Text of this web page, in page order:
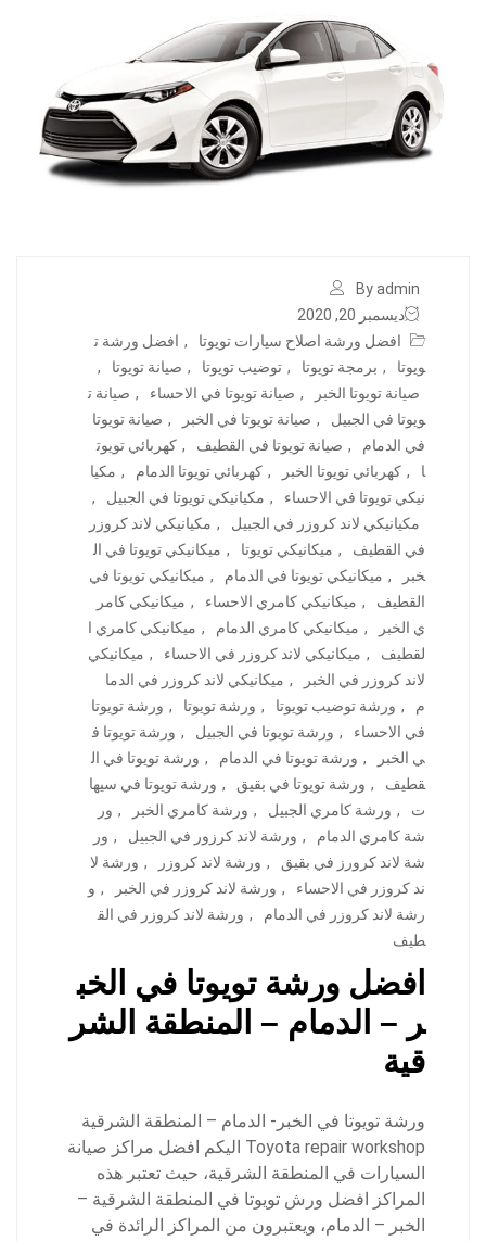
By admin
ديسمبر 20, 2020
افضل ورشة اصلاح سيارات تويوتا
, افضل ورشة ت
ويوتا
, برمجة تويوتا , توضيب تويوتا , صيانة تويوتا
,
صيانة تويوتا الخبر
, صيانة تويوتا في الاحساء , صيانة ت
ويوتا في الجبيل
, صيانة تويوتا في الخبر , صيانة تويوتا
في الدمام
, صيانة تويوتا في القطيف , كهربائي تويوت
ا
, كهربائي تويوتا الخبر , كهربائي تويوتا الدمام , مكيا
نيكي تويوتا في الاحساء
, مكيانيكي تويوتا في الجبيل
,
مكيانيكي لاند كروزر في الجبيل
, مكيانيكي لاند كروزر
في القطيف
, ميكانيكي تويوتا , ميكانيكي تويوتا في ال
خبر
, ميكانيكي تويوتا في الدمام , ميكانيكي تويوتا في
القطيف
, ميكانيكي كامري الاحساء , ميكانيكي كامر
ي الخبر
, ميكانيكي كامري الدمام , ميكانيكي كامري ا
لقطيف
, ميكانيكي لاند كروزر في الاحساء , ميكانيكي
لاند كروزر في الخبر
, ميكانيكي لاند كروزر في الدما
م
, ورشة توضيب تويوتا , ورشة تويوتا , ورشة تويوتا
في الاحساء
, ورشة تويوتا في الجبيل , ورشة تويوتا ف
ي الخبر
, ورشة تويوتا في الدمام , ورشة تويوتا في ال
قطيف
, ورشة تويوتا في بقيق , ورشة تويوتا في سيها
ت
, ورشة كامري الجبيل , ورشة كامري الخبر , ور
شة كامري الدمام
, ورشة لاند كرزور في الجبيل , ور
شة لاند كرورز في بقيق
, ورشة لاند كروزر , ورشة لا
ند كروزر في الاحساء
, ورشة لاند كروزر في الخبر , و
رشة لاند كروزر في الدمام
, ورشة لاند كروزر في الق
طيف
افضل ورشة تويوتا في الخب
ر – الدمام – المنطقة الشر
قية
ورشة تويوتا في الخبر- الدمام – المنطقة الشرقية
Toyota repair workshop اليكم افضل مراكز صيانة
السيارات في المنطقة الشرقية، حيث تعتبر هذه
المراكز افضل ورش تويوتا في المنطقة الشرقية –
الخبر – الدمام، ويعتبرون من المراكز الرائدة في